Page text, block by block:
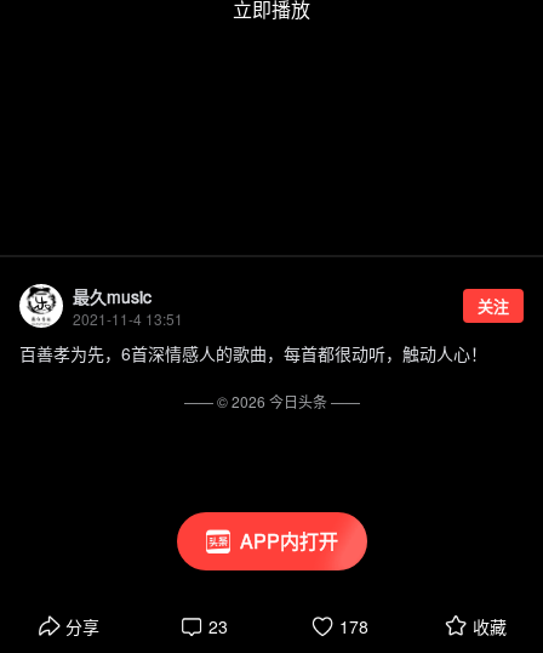
APP内打开
最久music
2021-11-4 13:51
关注
百善孝为先，6首深情感人的歌曲，每首都很动听，触动人心！
分享 23 178 收藏
—— ©2026 今日头条——